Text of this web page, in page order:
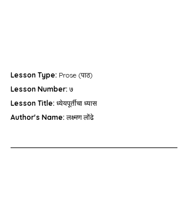
Lesson Type: Prose (पाठ)
Lesson Number: ७
Lesson Title: ध्येयपूर्तीचा ध्यास
Author's Name: लक्ष्मण लोंढे